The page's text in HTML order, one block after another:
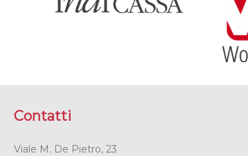
Contatti
Viale M. De Pietro, 23